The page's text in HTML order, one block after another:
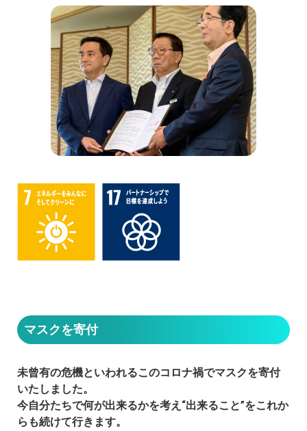
マスクを寄付
未曾有の危機といわれるこのコロナ禍でマスクを寄付
いたしました。
今自分たちで何が出来るかを考え“出来ること”をこれか
らも続けて行きます。